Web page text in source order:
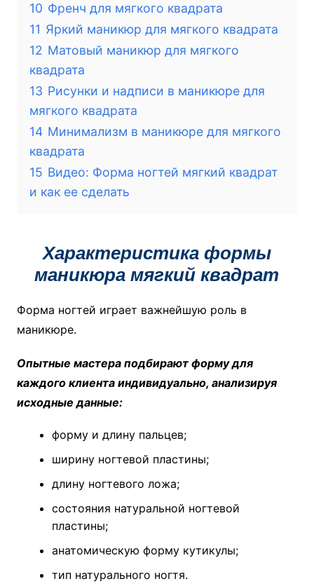
10 Френч для мягкого квадрата
11 Яркий маникюр для мягкого квадрата
12 Матовый маникюр для мягкого
квадрата
13 Рисунки и надписи в маникюре для
мягкого квадрата
14 Минимализм в маникюре для мягкого
квадрата
15 Видео: Форма ногтей мягкий квадрат
и как ее сделать
Характеристика формы
маникюра мягкий квадрат
Форма ногтей играет важнейшую роль в
маникюре.
Опытные мастера подбирают форму для
каждого клиента индивидуально, анализируя
исходные данные:
форму и длину пальцев;
ширину ногтевой пластины;
длину ногтевого ложа;
состояния натуральной ногтевой
пластины;
анатомическую форму кутикулы;
тип натурального ногтя.